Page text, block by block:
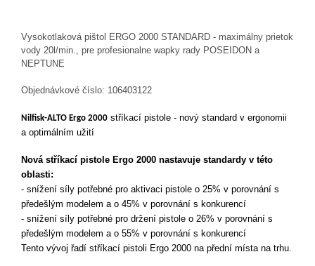
Vysokotlaková pištol ERGO 2000 STANDARD - maximálny prietok
vody 20l/min., pre profesionalne wapky rady POSEIDON a
NEPTUNE
Objednávkové číslo: 106403122
Nilfisk-ALTO Ergo 2000 stříkací pistole - nový standard v ergonomii
a optimálním užití
Nová stříkací pistole Ergo 2000 nastavuje standardy v této
oblasti:
- snížení síly potřebné pro aktivaci pistole o 25% v porovnání s
předešlým modelem a o 45% v porovnání s konkurencí
- snížení síly potřebné pro držení pistole o 26% v porovnání s
předešlým modelem a o 55% v porovnání s konkurencí
Tento vývoj řadí stříkací pistoli Ergo 2000 na přední místa na trhu.